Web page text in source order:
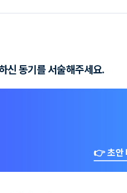
신 동기를 서술해주세요.
👉 초안